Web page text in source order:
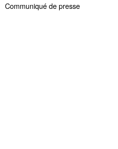
Communiqué de presse